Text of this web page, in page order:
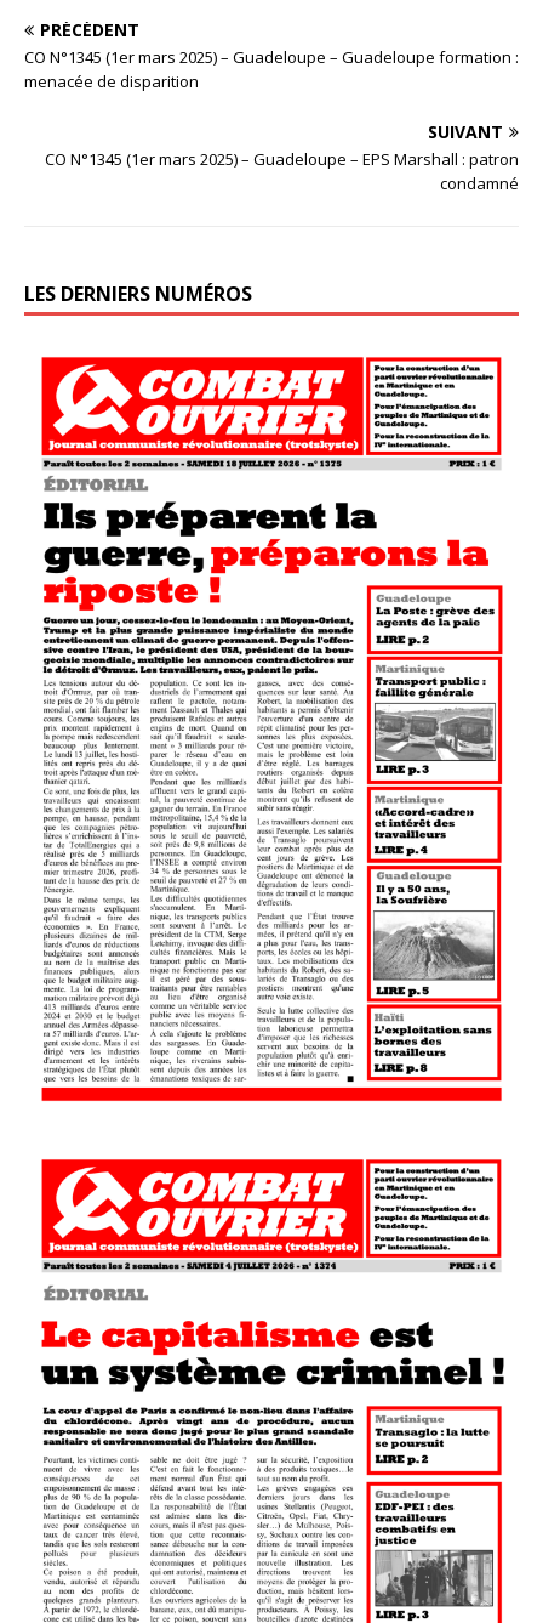
PRÉCÉDENT
CO N°1345 (1er mars 2025) – Guadeloupe – Guadeloupe formation :
menacée de disparition
SUIVANT
CO N°1345 (1er mars 2025) – Guadeloupe – EPS Marshall : patron
condamné
LES DERNIERS NUMÉROS